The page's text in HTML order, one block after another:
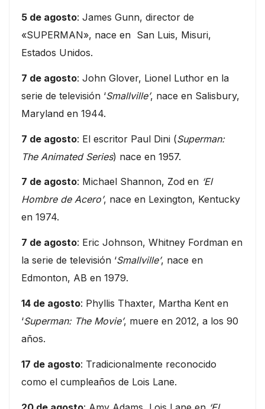
5 de agosto: James Gunn, director de
«SUPERMAN», nace en San Luis, Misuri,
Estados Unidos.
7 de agosto: John Glover, Lionel Luthor en la
serie de televisión ‘Smallville’, nace en Salisbury,
Maryland en 1944.
7 de agosto: El escritor Paul Dini (Superman:
The Animated Series) nace en 1957.
7 de agosto: Michael Shannon, Zod en ‘El
Hombre de Acero’, nace en Lexington, Kentucky
en 1974.
7 de agosto: Eric Johnson, Whitney Fordman en
la serie de televisión ‘Smallville’, nace en
Edmonton, AB en 1979.
14 de agosto: Phyllis Thaxter, Martha Kent en
‘Superman: The Movie’, muere en 2012, a los 90
años.
17 de agosto: Tradicionalmente reconocido
como el cumpleaños de Lois Lane.